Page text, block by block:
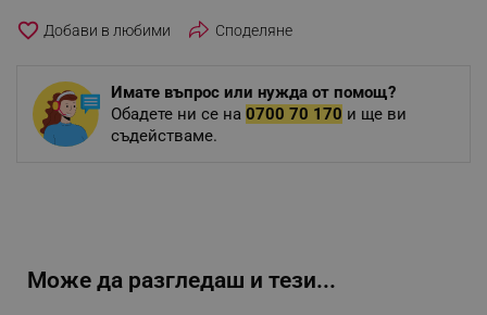
favorite_border Споделяне
Имате въпрос или нужда от помощ?
Обадете ни се на 0700 70 170 и ще ви
съдействаме.
Може да разгледаш и тези...